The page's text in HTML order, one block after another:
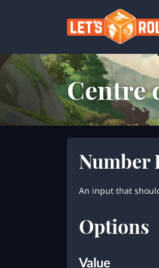
Centre
Number
An input that
Options
Value